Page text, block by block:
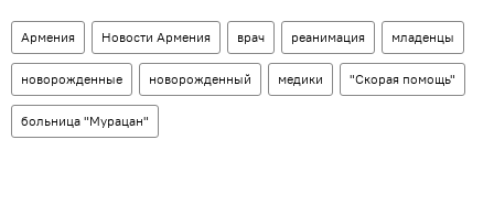
Армения Новости Армения врач реанимация младенцы
новорожденные новорожденный медики "Скорая помощь"
больница "Мурацан"